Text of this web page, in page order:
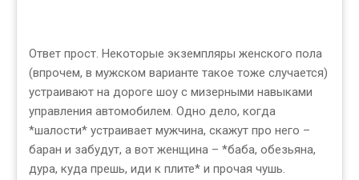
Ответ прост. Некоторые экземпляры женского пола
(впрочем, в мужском варианте такое тоже случается)
устраивают на дороге шоу с мизерными навыками
управления автомобилем. Одно дело, когда
*шалости* устраивает мужчина, скажут про него –
баран и забудут, а вот женщина – *баба, обезьяна,
дура, куда прешь, иди к плите* и прочая чушь.